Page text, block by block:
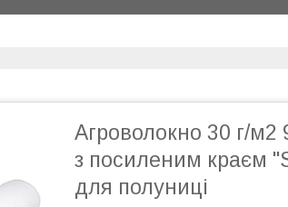
Агроволокно 30 г/м2
з посиленим краєм
для полуниці